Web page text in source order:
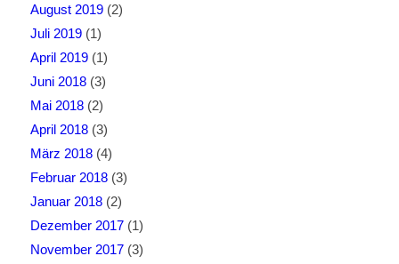
August 2019(2)
Juli 2019(1)
April 2019(1)
Juni 2018(3)
Mai 2018(2)
April 2018(3)
März 2018(4)
Februar 2018(3)
Januar 2018(2)
Dezember 2017(1)
November 2017(3)